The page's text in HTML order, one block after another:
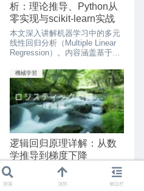
析：理论推导、Python从
零实现与scikit-learn实战
本文深入讲解机器学习中的多元
线性回归分析（Multiple Linear
Regression）。内容涵盖基于最
（Normal Equation）的数学解
析，以及如何使用Python从零实
现算法和使用scikit-learn进行建
模的完整代码示例。帮助读者彻
底掌握回归分析的数学原理与工
程实践。
機械学習
逻辑回归原理详解：从数
学推导到梯度下降
引言 当目标变量 $y$ 为二值数
据（例如 $y = 0, 1 $）时，这是
搜索 顶部 侧边栏